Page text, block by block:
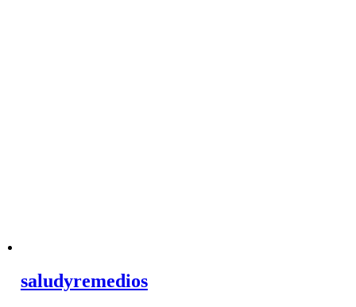
saludyremedios